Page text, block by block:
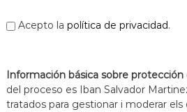
Acepto la política de privacidad.
Información básica sobre protección
del proceso es Iban Salvador
tratados para gestionar i moderar els